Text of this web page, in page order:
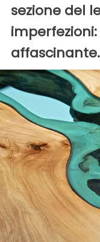
sezione del
affascinante.